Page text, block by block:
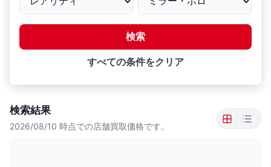
検索
すべての条件をクリア
検索結果
2026/08/10 時点での店舗買取価格です。